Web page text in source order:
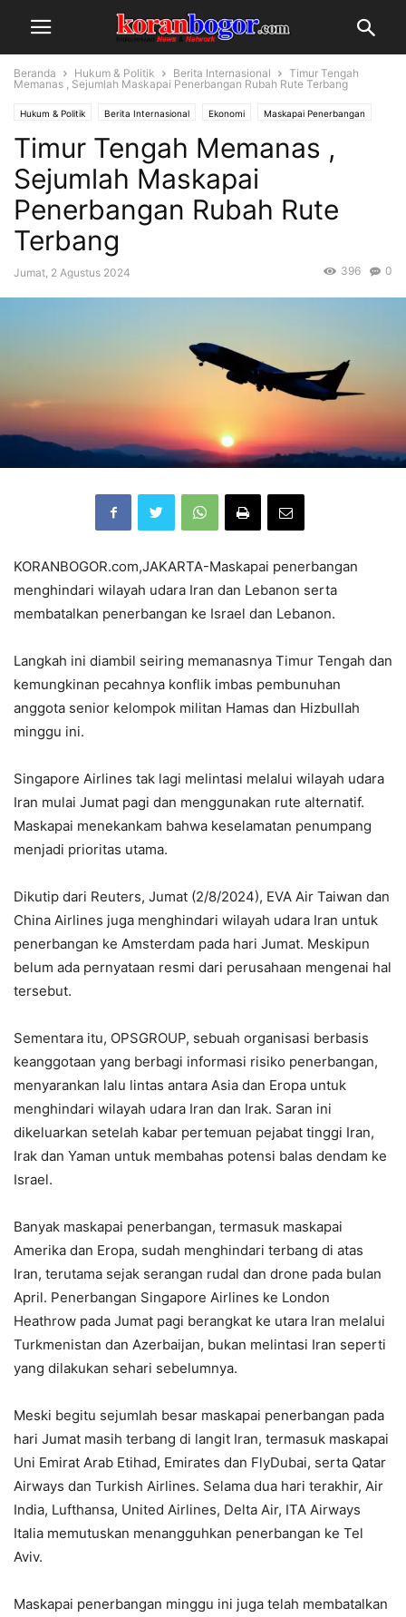
Beranda Hukum & Politik Berita Internasional
Timur Tengah
Memanas , Sejumlah Maskapai Penerbangan Rubah Rute Terbang
Hukum & Politik Berita Internasional Ekonomi Maskapai Penerbangan
Timur Tengah Memanas ,
Sejumlah Maskapai
Penerbangan Rubah Rute
Terbang
Jumat, 2 Agustus 2024 0
396
KORANBOGOR.com,JAKARTA-Maskapai penerbangan
menghindari wilayah udara Iran dan Lebanon serta
membatalkan penerbangan ke Israel dan Lebanon.
Langkah ini diambil seiring memanasnya Timur Tengah dan
kemungkinan pecahnya konflik imbas pembunuhan
anggota senior kelompok militan Hamas dan Hizbullah
minggu ini.
Singapore Airlines tak lagi melintasi melalui wilayah udara
Iran mulai Jumat pagi dan menggunakan rute alternatif.
Maskapai menekankam bahwa keselamatan penumpang
menjadi prioritas utama.
Dikutip dari Reuters, Jumat (2/8/2024), EVA Air Taiwan dan
China Airlines juga menghindari wilayah udara Iran untuk
penerbangan ke Amsterdam pada hari Jumat. Meskipun
belum ada pernyataan resmi dari perusahaan mengenai hal
tersebut.
Sementara itu, OPSGROUP, sebuah organisasi berbasis
keanggotaan yang berbagi informasi risiko penerbangan,
menyarankan lalu lintas antara Asia dan Eropa untuk
menghindari wilayah udara Iran dan Irak. Saran ini
dikeluarkan setelah kabar pertemuan pejabat tinggi Iran,
Irak dan Yaman untuk membahas potensi balas dendam ke
Israel.
Banyak maskapai penerbangan, termasuk maskapai
Amerika dan Eropa, sudah menghindari terbang di atas
Iran, terutama sejak serangan rudal dan drone pada bulan
April. Penerbangan Singapore Airlines ke London
Heathrow pada Jumat pagi berangkat ke utara Iran melalui
Turkmenistan dan Azerbaijan, bukan melintasi Iran seperti
yang dilakukan sehari sebelumnya.
Meski begitu sejumlah besar maskapai penerbangan pada
hari Jumat masih terbang di langit Iran, termasuk maskapai
Uni Emirat Arab Etihad, Emirates dan FlyDubai, serta Qatar
Airways dan Turkish Airlines. Selama dua hari terakhir, Air
India, Lufthansa, United Airlines, Delta Air, ITA Airways
Italia memutuskan menangguhkan penerbangan ke Tel
Aviv.
Maskapai penerbangan minggu ini juga telah membatalkan